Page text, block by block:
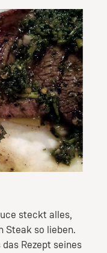
steckt alles,
Steak so lieben.
Rezept seines